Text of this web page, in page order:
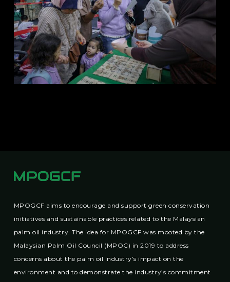
MPOGCF aims to encourage and support green conservation
initiatives and sustainable practices related to the Malaysian
palm oil industry. The idea for MPOGCF was mooted by the
Malaysian Palm Oil Council (MPOC) in 2019 to address
concerns about the palm oil industry’s impact on the
environment and to demonstrate the industry’s commitment